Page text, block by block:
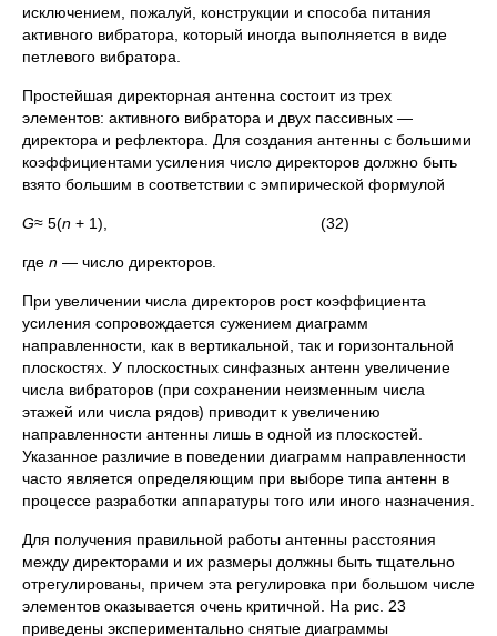
исключением, пожалуй, конструкции и способа питания
активного вибратора, который иногда выполняется в виде
петлевого вибратора.
Простейшая директорная антенна состоит из трех
элементов: активного вибратора и двух пассивных —
директора и рефлектора. Для создания антенны с большими
коэффициентами усиления число директоров должно быть
взято большим в соответствии с эмпирической формулой
G≈ 5(n + 1), (32)
где n — число директоров.
При увеличении числа директоров рост коэффициента
усиления сопровождается сужением диаграмм
направленности, как в вертикальной, так и горизонтальной
плоскостях. У плоскостных синфазных антенн увеличение
числа вибраторов (при сохранении неизменным числа
этажей или числа рядов) приводит к увеличению
направленности антенны лишь в одной из плоскостей.
Указанное различие в поведении диаграмм направленности
часто является определяющим при выборе типа антенн в
процессе разработки аппаратуры того или иного назначения.
Для получения правильной работы антенны расстояния
между директорами и их размеры должны быть тщательно
отрегулированы, причем эта регулировка при большом числе
элементов оказывается очень критичной. На рис. 23
приведены экспериментально снятые диаграммы